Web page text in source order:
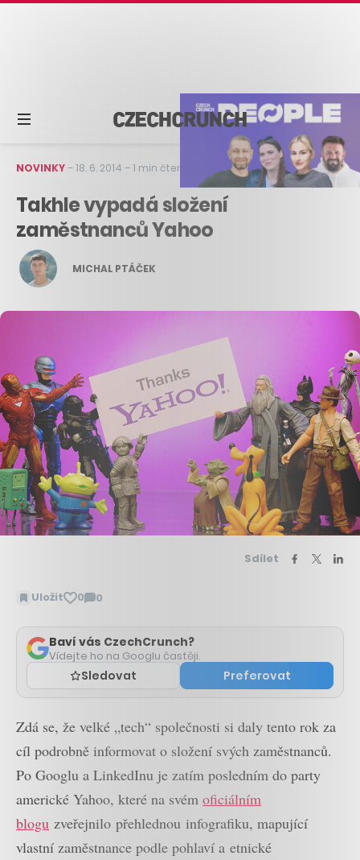
NOVINKY–18. 6. 2014 –1 min čtení
Takhle vypadá složení
zaměstnanců Yahoo
MICHAL PTÁČEK
Sdílet
Uložit 0 0
Zobrazit
Baví vás CzechCrunch?
Vídejte ho na Googlu častěji.
Sledovat Preferovat
Zdá se, že velké „tech“ společnosti si daly tento rok za
cíl podrobně informovat o složení svých zaměstnanců.
Po Googlu a LinkedInu je zatím posledním do party
americké Yahoo, které na svém oficiálním
blogu zveřejnilo přehlednou infografiku, mapující
vlastní zaměstnance podle pohlaví a etnické